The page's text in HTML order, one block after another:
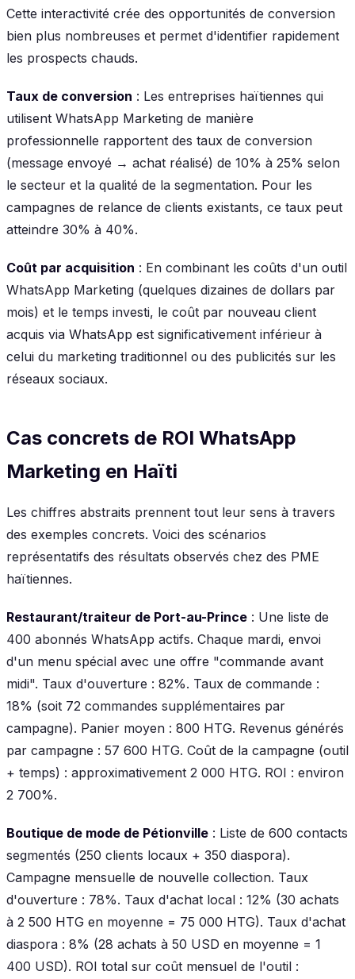
Cette interactivité crée des opportunités de conversion
bien plus nombreuses et permet d'identifier rapidement
les prospects chauds.
Taux de conversion : Les entreprises haïtiennes qui
utilisent WhatsApp Marketing de manière
professionnelle rapportent des taux de conversion
(message envoyé → achat réalisé) de 10% à 25% selon
le secteur et la qualité de la segmentation. Pour les
campagnes de relance de clients existants, ce taux peut
atteindre 30% à 40%.
Coût par acquisition : En combinant les coûts d'un outil
WhatsApp Marketing (quelques dizaines de dollars par
mois) et le temps investi, le coût par nouveau client
acquis via WhatsApp est significativement inférieur à
celui du marketing traditionnel ou des publicités sur les
réseaux sociaux.
Cas concrets de ROI WhatsApp
Marketing en Haïti
Les chiffres abstraits prennent tout leur sens à travers
des exemples concrets. Voici des scénarios
représentatifs des résultats observés chez des PME
haïtiennes.
Restaurant/traiteur de Port-au-Prince : Une liste de
400 abonnés WhatsApp actifs. Chaque mardi, envoi
d'un menu spécial avec une offre "commande avant
midi". Taux d'ouverture : 82%. Taux de commande :
18% (soit 72 commandes supplémentaires par
campagne). Panier moyen : 800 HTG. Revenus générés
par campagne : 57 600 HTG. Coût de la campagne (outil
+ temps) : approximativement 2 000 HTG. ROI : environ
2 700%.
Boutique de mode de Pétionville : Liste de 600 contacts
segmentés (250 clients locaux + 350 diaspora).
Campagne mensuelle de nouvelle collection. Taux
d'ouverture : 78%. Taux d'achat local : 12% (30 achats
à 2 500 HTG en moyenne = 75 000 HTG). Taux d'achat
diaspora : 8% (28 achats à 50 USD en moyenne = 1
400 USD). ROI total sur coût mensuel de l'outil :